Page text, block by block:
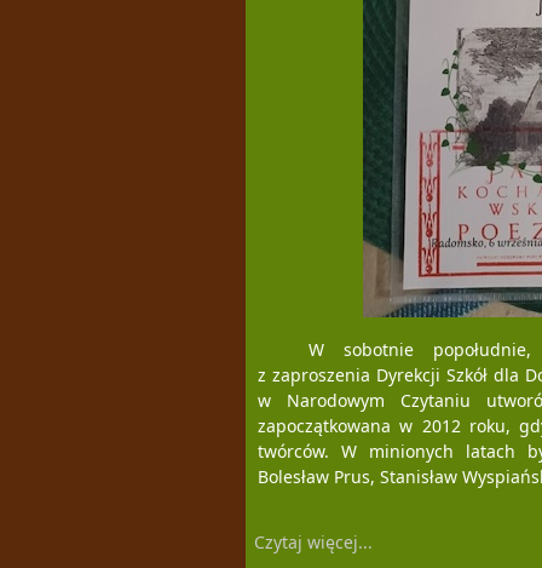
W sobotnie
z zaproszenia Dyrekcji Szkół dla
w Narodowym Czytaniu
zapoczątkowana w 2012 roku,
twórców. W minionych latach
Bolesław Prus, Stanisław
Czytaj więcej...